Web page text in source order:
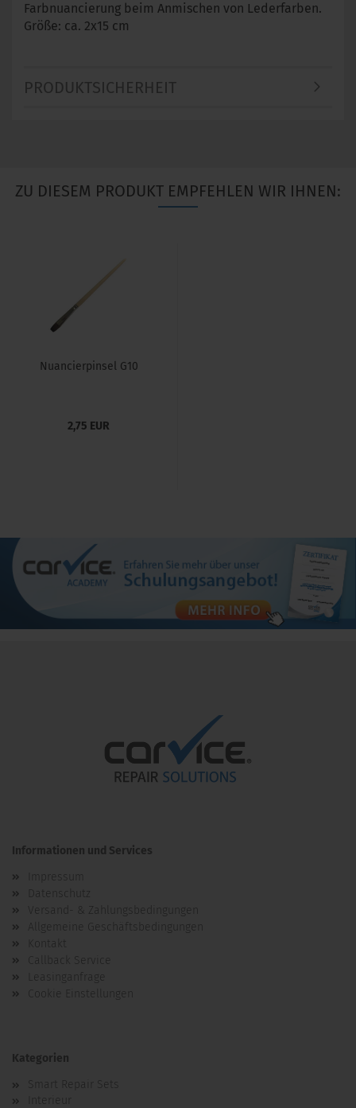
Farbnuancierung beim Anmischen von Lederfarben.
Größe: ca. 2x15 cm
PRODUKTSICHERHEIT
ZU DIESEM PRODUKT EMPFEHLEN WIR IHNEN:
Nuancierpinsel G10
2,75 EUR
Informationen und Services
Impressum
Datenschutz
Versand- & Zahlungsbedingungen
Allgemeine Geschäftsbedingungen
Kontakt
Callback Service
Leasinganfrage
Cookie Einstellungen
Kategorien
Smart Repair Sets
Interieur